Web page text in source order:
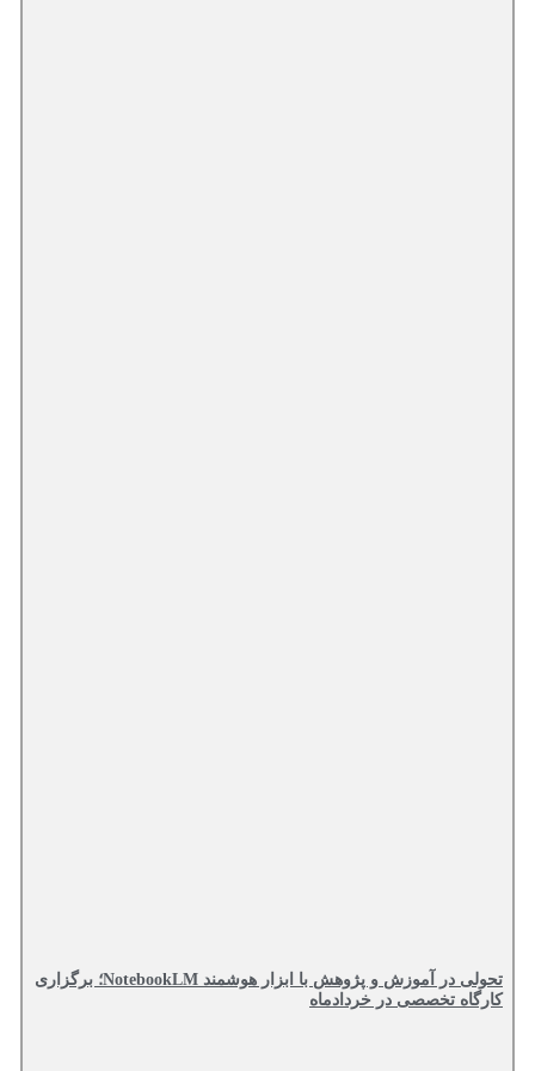
تحولی در آموزش و پژوهش با ابزار هوشمند NotebookLM؛ برگزاری
کارگاه تخصصی در خردادماه